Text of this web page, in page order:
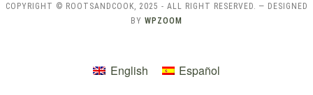
COPYRIGHT © ROOTSANDCOOK, 2025 - ALL RIGHT RESERVED.
— DESIGNED
BY WPZOOM
English Español